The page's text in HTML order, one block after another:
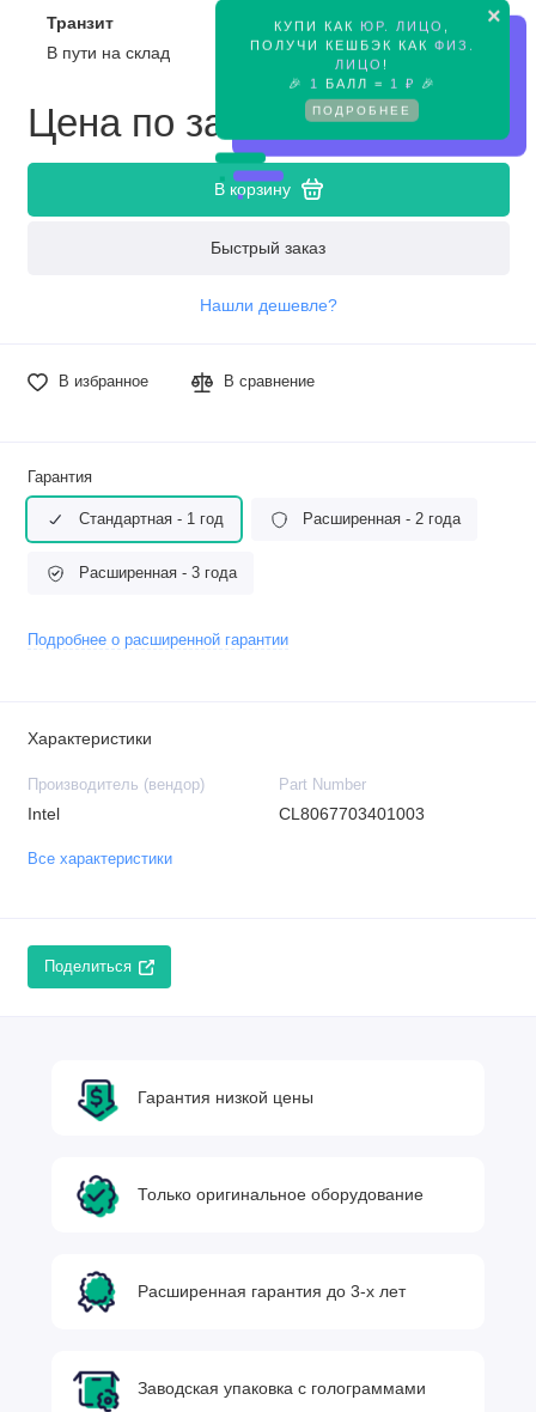
×
КУПИ КАК ЮР. ЛИЦО
ПОЛУЧИ КЕШБЭК КАК ФИЗ.
ЛИЦО !
🎉 1 БАЛЛ = 1 ₽ 🎉
ПОДРОБНЕЕ
Транзит
Предзаказ
В пути на склад
Цена по запросу
В корзину
Быстрый заказ
Нашли дешевле?
В избранное В сравнение
Гарантия
Стандартная - 1 год Расширенная - 2 года
Расширенная - 3 года
Подробнее о расширенной гарантии
Характеристики
Производитель (вендор)
Intel
Part Number
CL8067703401003
Все характеристики
Поделиться
Гарантия низкой цены
Только оригинальное оборудование
Расширенная гарантия до 3-х лет
Заводская упаковка с голограммами